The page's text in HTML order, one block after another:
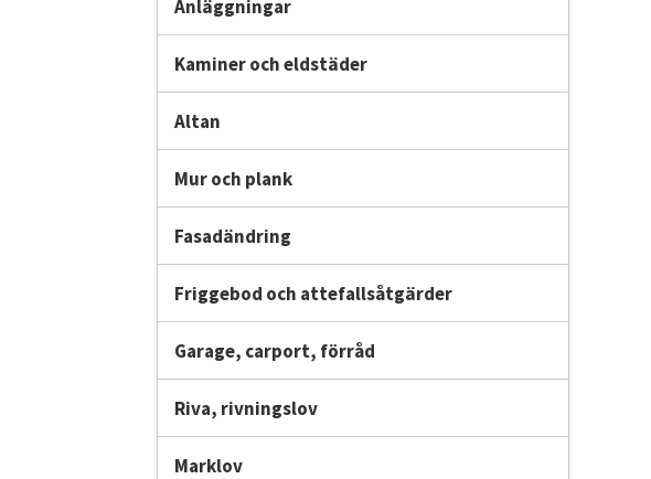
Anläggningar
Kaminer och eldstäder
Altan
Mur och plank
Fasadändring
Friggebod och attefallsåtgärder
Garage, carport, förråd
Riva, rivningslov
Marklov